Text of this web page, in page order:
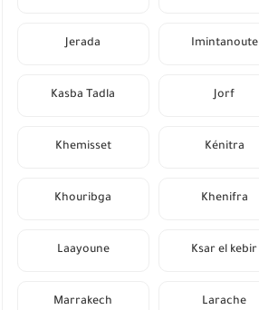
Imintanoute
Jerada
Jorf
Kasba Tadla
Kénitra
Khemisset
Khenifra
Khouribga
Ksar el kebir
Laayoune
Larache
Marrakech